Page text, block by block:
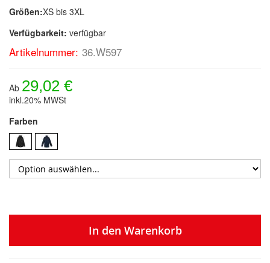
Größen:XS bis 3XL
Verfügbarkeit: verfügbar
Artikelnummer: 36.W597
Ab 29,02 €
inkl.20% MWSt
Farben
In den Warenkorb